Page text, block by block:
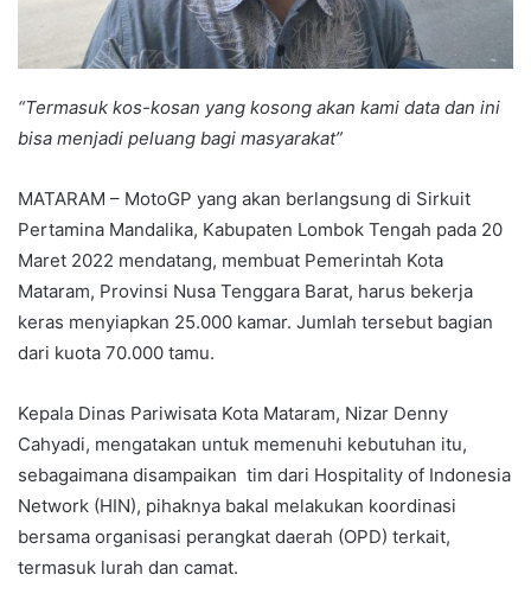
“Termasuk kos-kosan yang kosong akan kami data dan ini
bisa menjadi peluang bagi masyarakat”
MATARAM – MotoGP yang akan berlangsung di Sirkuit
Pertamina Mandalika, Kabupaten Lombok Tengah pada 20
Maret 2022 mendatang, membuat Pemerintah Kota
Mataram, Provinsi Nusa Tenggara Barat, harus bekerja
keras menyiapkan 25.000 kamar. Jumlah tersebut bagian
dari kuota 70.000 tamu.
Kepala Dinas Pariwisata Kota Mataram, Nizar Denny
Cahyadi, mengatakan untuk memenuhi kebutuhan itu,
sebagaimana disampaikan tim dari Hospitality of Indonesia
Network (HIN), pihaknya bakal melakukan koordinasi
bersama organisasi perangkat daerah (OPD) terkait,
termasuk lurah dan camat.